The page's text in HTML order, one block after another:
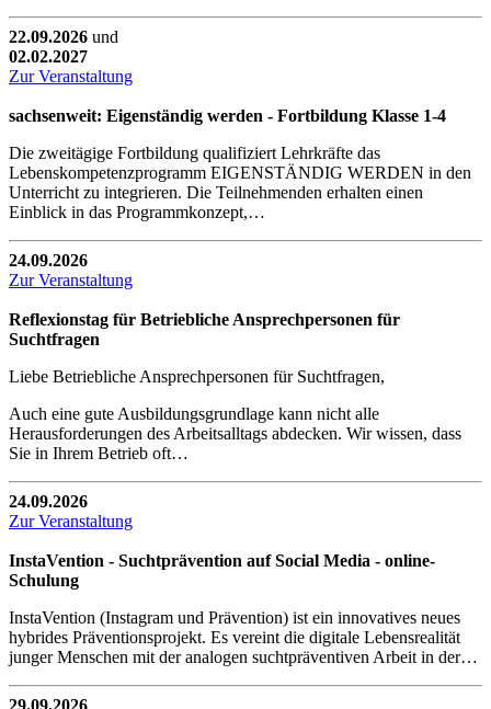
22.09.2026 und
02.02.2027
Zur Veranstaltung
sachsenweit: Eigenständig werden - Fortbildung Klasse 1-4
Die zweitägige Fortbildung qualifiziert Lehrkräfte das
Lebenskompetenzprogramm EIGENSTÄNDIG WERDEN in den
Unterricht zu integrieren. Die Teilnehmenden erhalten einen
Einblick in das Programmkonzept,…
24.09.2026
Zur Veranstaltung
Reflexionstag für Betriebliche Ansprechpersonen für
Suchtfragen
Liebe Betriebliche Ansprechpersonen für Suchtfragen,
Auch eine gute Ausbildungsgrundlage kann nicht alle
Herausforderungen des Arbeitsalltags abdecken. Wir wissen, dass
Sie in Ihrem Betrieb oft…
24.09.2026
Zur Veranstaltung
InstaVention - Suchtprävention auf Social Media - online-
Schulung
InstaVention (Instagram und Prävention) ist ein innovatives neues
hybrides Präventionsprojekt. Es vereint die digitale Lebensrealität
junger Menschen mit der analogen suchtpräventiven Arbeit in der…